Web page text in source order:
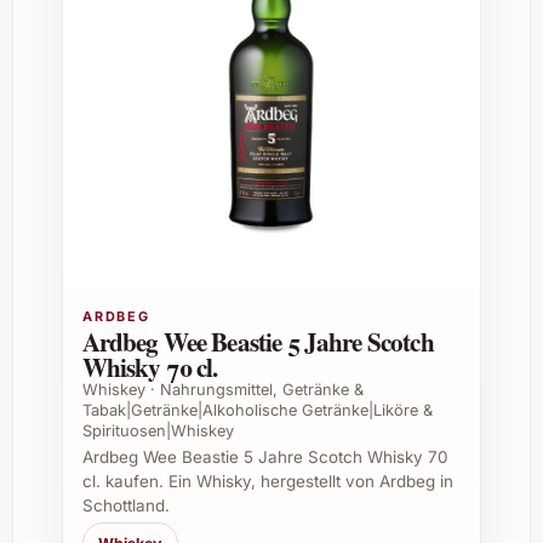
aus einem Nosing-Glas, um das volle Aroma
zu geniessen. Wenig Wasser kann die
Ist der Lagavulin 16 Jahre auch als
Geschenk geeignet?
Ja, insbesondere für Kenner und Liebhaber
von hochwertigen Whiskys ist er ein
Zu welchen Speisen passt dieser Whisky?
Lagavulin 16 harmoniert gut mit kräftigem
Käse, geräuchertem Fleisch, dunkler
Schokolade oder als Abschluss eines edlen
Menüs.
ARDBEG
Ardbeg Wee Beastie 5 Jahre Scotch
Whisky 70 cl.
Whiskey · Nahrungsmittel, Getränke &
Tabak|Getränke|Alkoholische Getränke|Liköre &
Spirituosen|Whiskey
Ardbeg Wee Beastie 5 Jahre Scotch Whisky 70
cl. kaufen. Ein Whisky, hergestellt von Ardbeg in
Schottland.